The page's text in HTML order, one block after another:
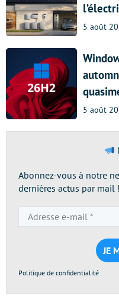
5 août
5 août
Abonnez-vous à notre
dernières actus par mail !
Politique de confidentialité